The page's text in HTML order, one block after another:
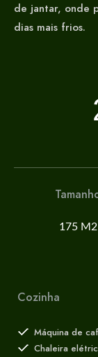
de jantar, onde
dias mais frios.
175 M2
Cozinha
Máquina de
Chaleira